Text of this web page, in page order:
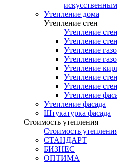
Утепление дома
Утепление стен
Утепление стен
Утепление
Утепление
Утепление
Утепление
Утепление
Утепление
Утепление
Утепление фасада
Штукатурка фасада
Стоимость утепления
Стоимость
СТАНДАРТ
БИЗНЕС
ОПТИМА